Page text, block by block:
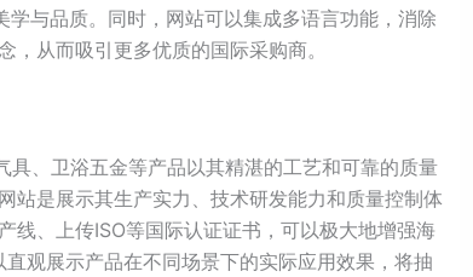
与品质。同时，网站可以集成多语言功能，消除
从而吸引更多优质的国际采购商。
具、卫浴五金等产品以其精湛的工艺和可靠的质量
站是展示其生产实力、技术研发能力和质量控制体
线、上传ISO等国际认证证书，可以极大地增强海
观展示产品在不同场景下的实际应用效果，将抽